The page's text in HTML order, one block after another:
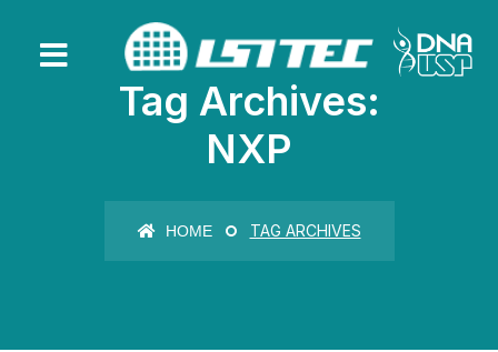
Tag Archives:
NXP
HOME TAG ARCHIVES